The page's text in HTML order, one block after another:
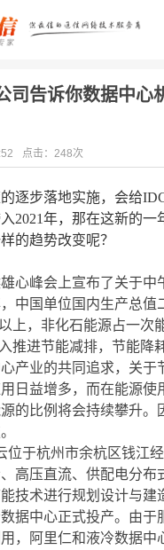
司告诉你数据中心
点击： 248次
逐步落地实施，会给
2021年，那在这新的一
的趋势改变呢？
心峰会上宣布了关于中
中国单位国内生产总值
上，非化石能源占一次
推进节能减排，节能降
产业的共同追求，关于
日益增多，而在能源使
的比例将会持续攀升。
位于杭州市余杭区钱江
高压直流、供配电分布
技术进行规划设计与建
据中心正式投产。由于
，阿里仁和液冷数据中